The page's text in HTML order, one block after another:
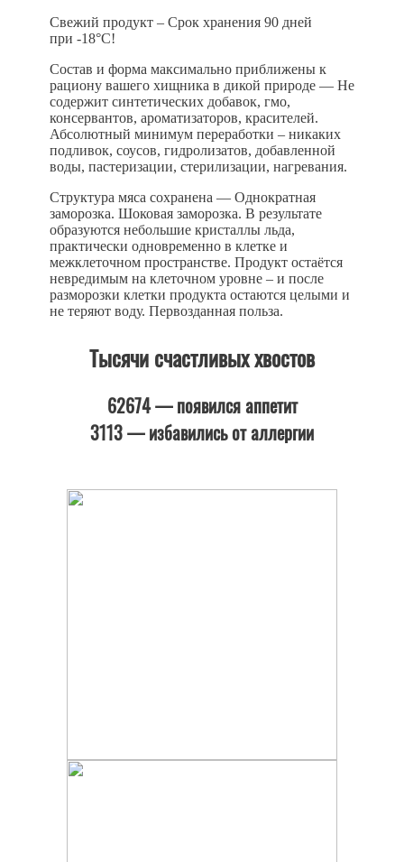
Свежий продукт – Срок хранения 90 дней
при -18°С!
Состав и форма максимально приближены к
рациону вашего хищника в дикой природе — Не
содержит синтетических добавок, гмо,
консервантов, ароматизаторов, красителей.
Абсолютный минимум переработки – никаких
подливок, соусов, гидролизатов, добавленной
воды, пастеризации, стерилизации, нагревания.
Структура мяса сохранена — Однократная
заморозка. Шоковая заморозка. В результате
образуются небольшие кристаллы льда,
практически одновременно в клетке и
межклеточном пространстве. Продукт остаётся
невредимым на клеточном уровне – и после
разморозки клетки продукта остаются целыми и
не теряют воду. Первозданная польза.
Тысячи счастливых хвостов
62674 — появился аппетит
3113 — избавились от аллергии